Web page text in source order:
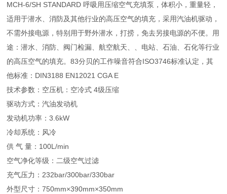
MCH-6/SH STANDARD 呼吸用压缩空气充填泵，体积小，重量轻，
适用于潜水、消防及其他行业的高压空气的填充，采用汽油机驱动，
不需外接电源，特别用于野外潜水，打捞，免去另接电源的不便。用
途：潜水、消防、阀门检漏、航空航天、、电站、石油、石化等行业
的高压空气的填充。83分贝的工作噪音符合ISO3746标准认定，其
他标准：DIN3188 EN12021 CGA E
技术参数：空压机：空冷式 4级压缩
驱动方式：汽油发动机
发动机功率：3.6kW
冷却系统：风冷
供 气 量：100L/min
空气净化等级：二级空气过滤
充气压力：232bar/300bar/330bar
外型尺寸：750mm×390mm×350mm